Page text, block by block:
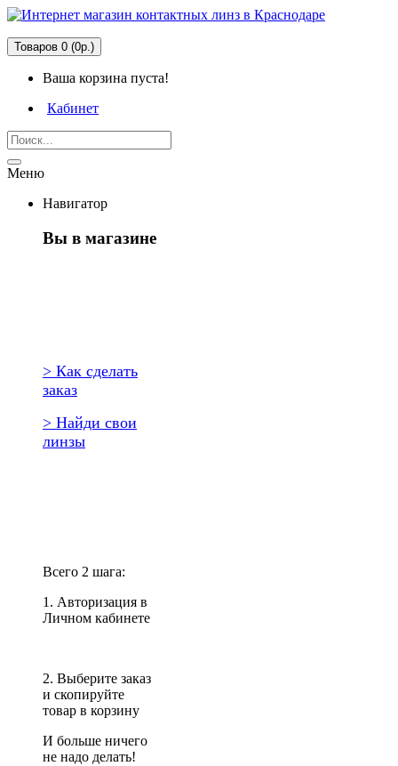
Товаров 0 (0р.)
Ваша корзина пуста!
Кабинет
Меню
Навигатор
Вы в магазине
> Как сделать
заказ
> Найди свои
линзы
Всего 2 шага:
1. Авторизация в
Личном кабинете
2. Выберите заказ
и скопируйте
товар в корзину
И больше ничего
не надо делать!